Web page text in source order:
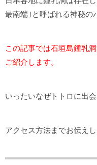
最南端｣と呼ばれる神秘の
この記事では石垣島鍾乳
ご紹介します。
いったいなぜトトロに出
アクセス方法までお伝え